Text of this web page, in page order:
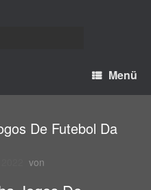
Menü
De Futebol Da
von